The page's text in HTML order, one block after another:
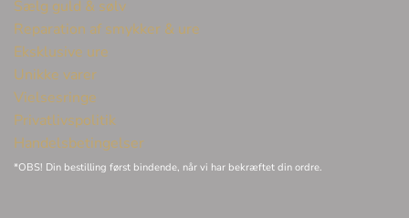
Sælg guld & sølv
Reparation af smykker & ure
Eksklusive ure
Unikke varer
Vielsesringe
Privatlivspolitik
Handelsbetingelser
*OBS! Din bestilling først bindende, når vi har bekræftet din ordre.